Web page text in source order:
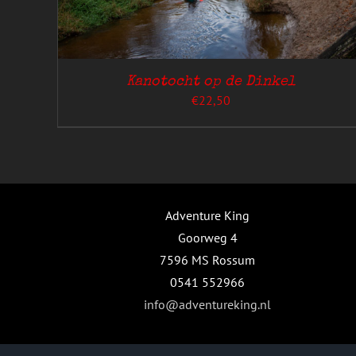
Kanotocht op de Dinkel
€22,50
Adventure King
Goorweg 4
7596 MS Rossum
0541 552966
info@adventureking.nl